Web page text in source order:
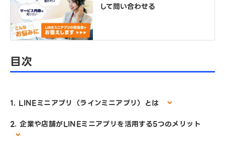
して問い合わせる
目次
1. LINEミニアプリ（ラインミニアプリ）とは
2. 企業や店舗がLINEミニアプリを活用する5つのメリット